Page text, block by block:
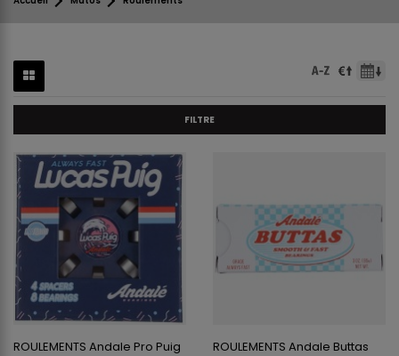
FILTRE
ROULEMENTS Andale Pro Puig
ROULEMENTS Andale Buttas